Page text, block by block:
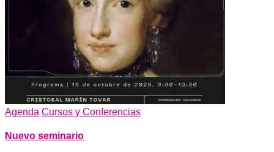
Agenda Cursos y Conferencias
Nuevo seminario